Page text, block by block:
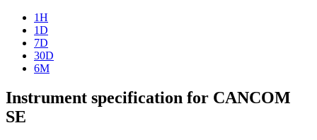
1H
1D
7D
30D
6M
Instrument specification for CANCOM
SE